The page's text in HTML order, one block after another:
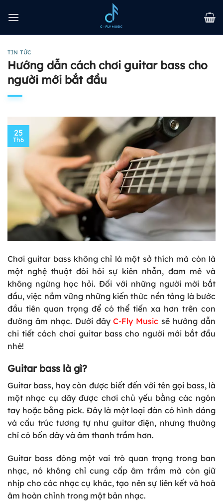
qua
TIN TỨC
Hướng dẫn cách chơi guitar bass cho
người mới bắt đầu
25
Th6
Chơi guitar bass không chỉ là một sở thích mà còn là
một nghệ thuật đòi hỏi sự kiên nhẫn, đam mê và
không ngừng học hỏi. Đối với những người mới bắt
đầu, việc nắm vững những kiến thức nền tảng là bước
đầu tiên quan trọng để có thể tiến xa hơn trên con
đường âm nhạc. Dưới đâyC-Fly Music sẽ hướng dẫn
chi tiết cách chơi guitar bass cho người mới bắt đầu
nhé!
Guitar bass là gì?
Guitar bass, hay còn được biết đến với tên gọi bass, là
một nhạc cụ dây được chơi chủ yếu bằng các ngón
tay hoặc bằng pick. Đây là một loại đàn có hình dáng
và cấu trúc tương tự như guitar điện, nhưng thường
chỉ có bốn dây và âm thanh trầm hơn.
Guitar bass đóng một vai trò quan trọng trong ban
nhạc, nó không chỉ cung cấp âm trầm mà còn giữ
nhịp cho các nhạc cụ khác, tạo nên sự liên kết và hoà
âm hoàn chỉnh trong một bản nhạc.